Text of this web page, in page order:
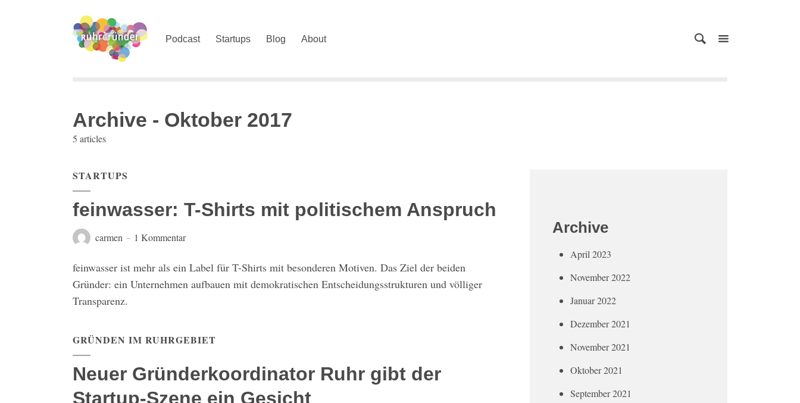
Podcast Startups Blog About
Archive - Oktober 2017
5 articles
STARTUPS
feinwasser: T-Shirts mit politischem Anspruch
carmen 1 Kommentar
feinwasser ist mehr als ein Label für T-Shirts mit besonderen Motiven. Das Ziel der beiden
Gründer: ein Unternehmen aufbauen mit demokratischen Entscheidungsstrukturen und völliger
Transparenz.
GRÜNDEN IM RUHRGEBIET
Neuer Gründerkoordinator Ruhr gibt der
Startup-Szene ein Gesicht
Archive
April 2023
November 2022
Januar 2022
Dezember 2021
November 2021
Oktober 2021
September 2021